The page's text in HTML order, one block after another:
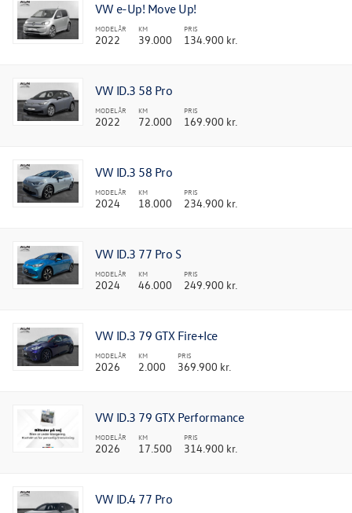
VW e-Up! Move Up!
MODELÅR
2022
KM
39.000
PRIS
134.900 kr.
VW ID.3 58 Pro
MODELÅR
2022
KM
72.000
PRIS
169.900 kr.
VW ID.3 58 Pro
MODELÅR
2024
KM
18.000
PRIS
234.900 kr.
VW ID.3 77 Pro S
MODELÅR
2024
KM
46.000
PRIS
249.900 kr.
VW ID.3 79 GTX Fire+Ice
MODELÅR
2026
KM
2.000
PRIS
369.900 kr.
VW ID.3 79 GTX Performance
MODELÅR
2026
KM
17.500
PRIS
314.900 kr.
VW ID.4 77 Pro